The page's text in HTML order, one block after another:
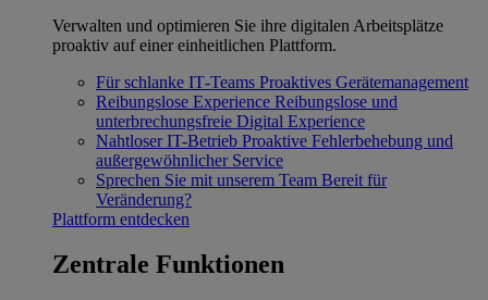
Verwalten und optimieren Sie ihre digitalen Arbeitsplätze
proaktiv auf einer einheitlichen Plattform.
Für schlanke IT‐Teams Proaktives Gerätemanagement
Reibungslose Experience Reibungslose und
unterbrechungsfreie Digital Experience
Nahtloser IT-Betrieb Proaktive Fehlerbehebung und
außergewöhnlicher Service
Sprechen Sie mit unserem Team Bereit für
Veränderung?
Plattform entdecken
Zentrale Funktionen